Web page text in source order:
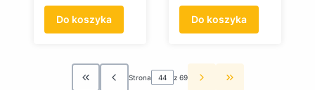
Do koszyka Do koszyka
Wróć do pierwszej strony z produktami
Strona z 69 Przejdź do